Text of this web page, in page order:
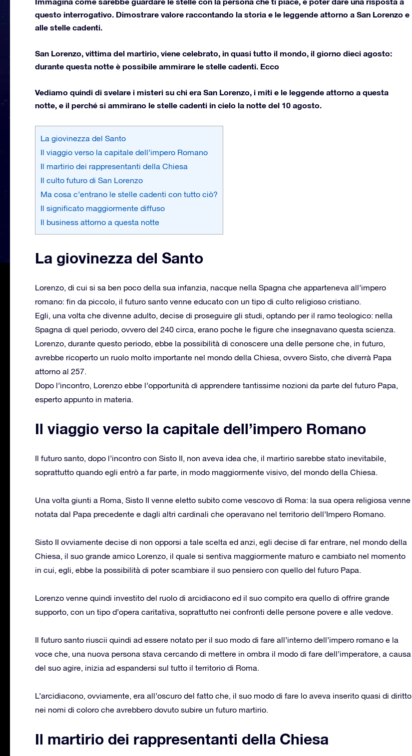
questo interrogativo. Dimostrare valore raccontando la storia e le leggende attorno a San Lorenzo e
alle stelle cadenti.
San Lorenzo, vittima del martirio, viene celebrato, in quasi tutto il mondo, il giorno dieci agosto:
durante questa notte è possibile ammirare le stelle cadenti. Ecco
Vediamo quindi di svelare i misteri su chi era San Lorenzo, i miti e le leggende attorno a questa
notte, e il perché si ammirano le stelle cadenti in cielo la notte del 10 agosto.
La giovinezza del Santo
Il viaggio verso la capitale dell’impero Romano
Il martirio dei rappresentanti della Chiesa
Il culto futuro di San Lorenzo
Ma cosa c’entrano le stelle cadenti con tutto ciò?
Il significato maggiormente diffuso
Il business attorno a questa notte
La giovinezza del Santo
Lorenzo, di cui si sa ben poco della sua infanzia, nacque nella Spagna che apparteneva all’impero
romano: fin da piccolo, il futuro santo venne educato con un tipo di culto religioso cristiano.
Egli, una volta che divenne adulto, decise di proseguire gli studi, optando per il ramo teologico: nella
Spagna di quel periodo, ovvero del 240 circa, erano poche le figure che insegnavano questa scienza.
Lorenzo, durante questo periodo, ebbe la possibilità di conoscere una delle persone che, in futuro,
avrebbe ricoperto un ruolo molto importante nel mondo della Chiesa, ovvero Sisto, che diverrà Papa
attorno al 257.
Dopo l’incontro, Lorenzo ebbe l’opportunità di apprendere tantissime nozioni da parte del futuro Papa,
esperto appunto in materia.
Il viaggio verso la capitale dell’impero Romano
Il futuro santo, dopo l’incontro con Sisto II, non aveva idea che, il martirio sarebbe stato inevitabile,
soprattutto quando egli entrò a far parte, in modo maggiormente visivo, del mondo della Chiesa.
Una volta giunti a Roma, Sisto II venne eletto subito come vescovo di Roma: la sua opera religiosa venne
notata dal Papa precedente e dagli altri cardinali che operavano nel territorio dell’Impero Romano.
Sisto II ovviamente decise di non opporsi a tale scelta ed anzi, egli decise di far entrare, nel mondo della
Chiesa, il suo grande amico Lorenzo, il quale si sentiva maggiormente maturo e cambiato nel momento
in cui, egli, ebbe la possibilità di poter scambiare il suo pensiero con quello del futuro Papa.
Lorenzo venne quindi investito del ruolo di arcidiacono ed il suo compito era quello di offrire grande
supporto, con un tipo d’opera caritativa, soprattutto nei confronti delle persone povere e alle vedove.
Il futuro santo riuscii quindi ad essere notato per il suo modo di fare all’interno dell’impero romano e la
voce che, una nuova persona stava cercando di mettere in ombra il modo di fare dell’imperatore, a causa
del suo agire, inizia ad espandersi sul tutto il territorio di Roma.
L’arcidiacono, ovviamente, era all’oscuro del fatto che, il suo modo di fare lo aveva inserito quasi di diritto
nei nomi di coloro che avrebbero dovuto subire un futuro martirio.
Il martirio dei rappresentanti della Chiesa